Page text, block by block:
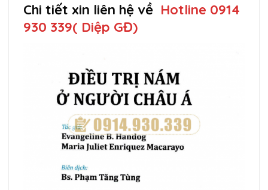
Chi tiết xin liên hệ về Hotline 0914
930 339( Diệp GĐ)